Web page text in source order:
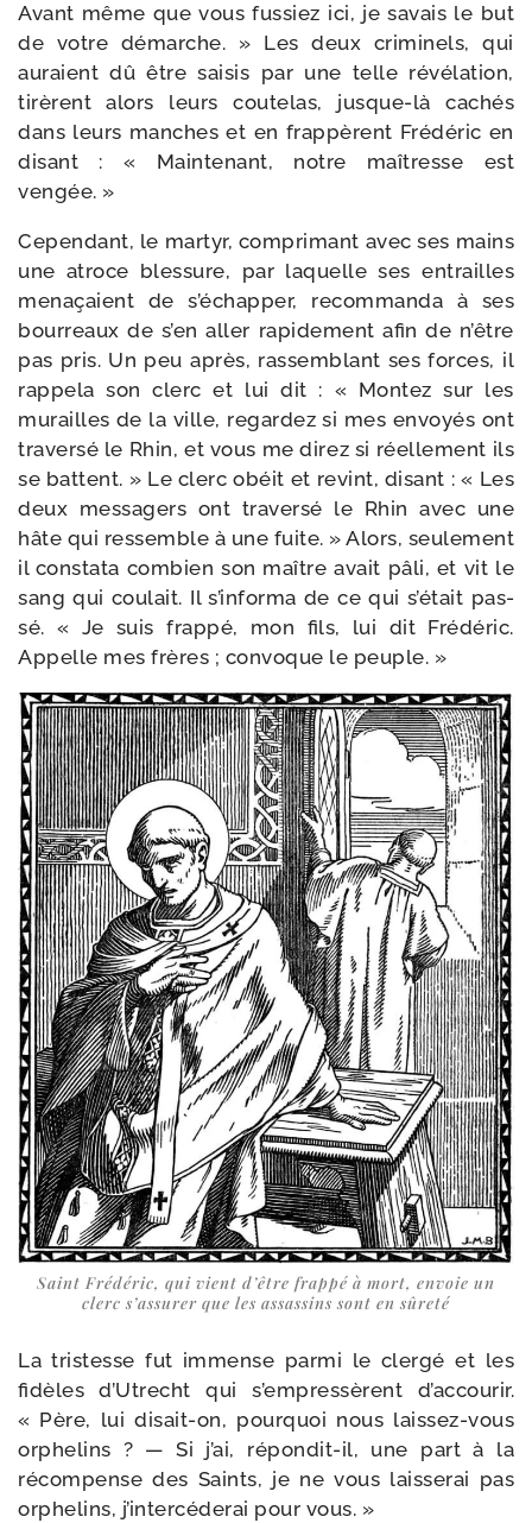
Avant même que vous fus­siez ici, je savais le but
de votre démarche. » Les deux cri­mi­nels, qui
auraient dû être sai­sis par une telle révé­la­tion,
tirèrent alors leurs cou­te­las, jusque-​là cachés
dans leurs manches et en frap­pèrent Frédéric en
disant : « Maintenant, notre maî­tresse est
vengée. »
Cependant, le mar­tyr, com­pri­mant avec ses mains
une atroce bles­sure, par laquelle ses entrailles
mena­çaient de s’échapper, recom­man­da à ses
bour­reaux de s’en aller rapi­de­ment afin de n’être
pas pris. Un peu après, ras­sem­blant ses forces, il
rap­pe­la son clerc et lui dit : « Montez sur les
murailles de la ville, regar­dez si mes envoyés ont
tra­ver­sé le Rhin, et vous me direz si réel­le­ment ils
se battent. » Le clerc obéit et revint, disant : « Les
deux mes­sa­gers ont tra­ver­sé le Rhin avec une
hâte qui res­semble à une fuite. » Alors, seu­lement
il consta­ta com­bien son maître avait pâli, et vit le
sang qui cou­lait. Il s’informa de ce qui s’était pas­
sé. « Je suis frap­pé, mon fils, lui dit Frédéric.
Appelle mes frères ; convoque le peuple. »
Saint Frédéric, qui vient d’être frap­pé à mort, envoie un
clerc s’as­su­rer que les assas­sins sont en sûreté
La tris­tesse fut immense par­mi le cler­gé et les
fidèles d’Utrecht qui s’empressèrent d’ac­cou­rir.
« Père, lui disait-​on, pour­quoi nous laissez-​vous
orphe­lins ? — Si j’ai, répondit-​il, une part à la
récom­pense des Saints, je ne vous lais­se­rai pas
orphe­lins, j’intercéderai pour vous. »